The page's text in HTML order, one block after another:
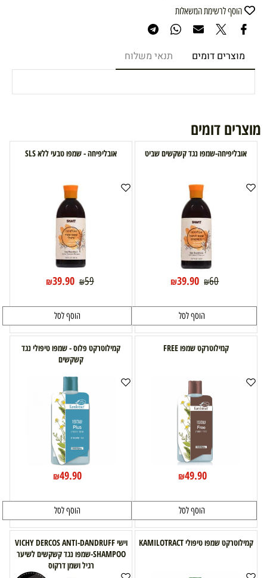
הוסף לרשימת המשאלות
מוצרים דומים תנאי משלוח
מוצרים דומים
אובליפיחה-שמפו נגד קשקשים שביט
₪60
₪39.90
הוסף לסל
אובליפיחה - שמפו טבעי ללא SLS
₪59
₪39.90
הוסף לסל
קמילוטרקט שמפו FREE
₪49.90
הוסף לסל
קמילוטרקט פלוס - שמפו טיפולי נגד
קשקשים
₪49.90
הוסף לסל
קמילוטרקט שמפו טיפולי KAMILOTRACT
וישי VICHY DERCOS ANTI-DANDRUFF
SHAMPOO-שמפו נגד קשקשים לשיער
רגיל ושמן דרקוס